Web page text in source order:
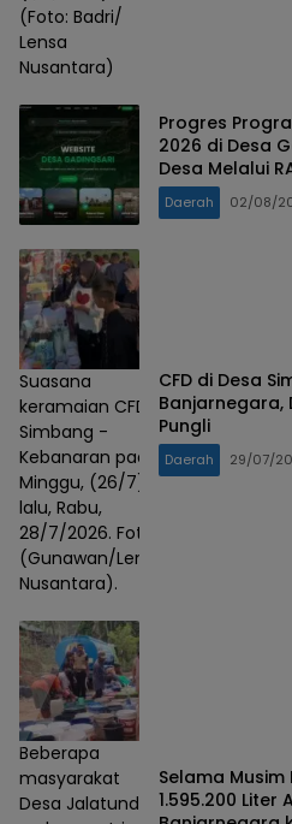
(Foto: Badri/
Lensa
Nusantara)
Progres
2026 di Desa
Desa Melalui
98%
Daerah 02/08/
Suasana
keramaian CFD
Simbang -
Kebanaran pada
Minggu, (26/7)
lalu, Rabu,
28/7/2026. Foto :
(Gunawan/Lensa
Nusantara).
CFD di Desa
Banjarnegara,
Pungli
Daerah 29/07/
Beberapa
masyarakat
Desa Jalatunda
Selama
1.595.200 Liter